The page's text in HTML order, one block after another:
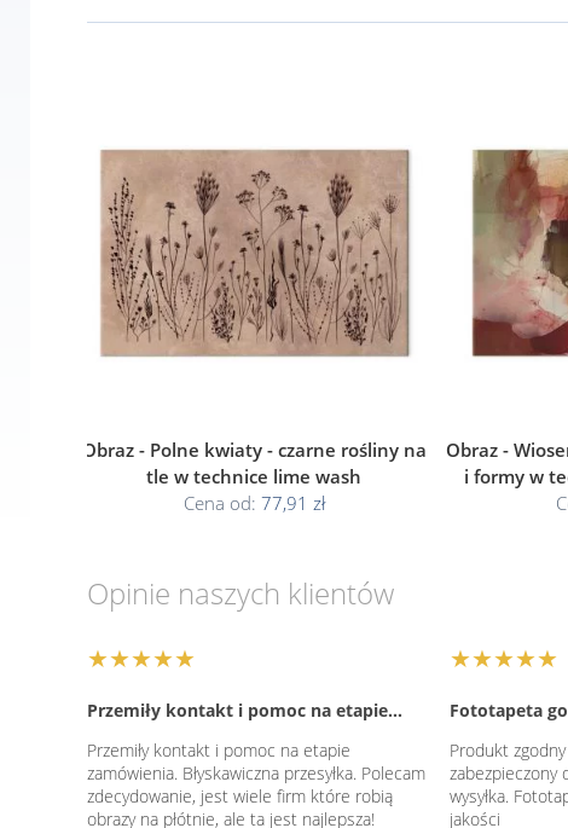
Obraz - Polne kwiaty - czarne rośliny na
tle w technice lime wash
Cena od: 77,91 zł
Obraz -
i formy w
Opinie naszych klientów
★★★★★
Przemiły kontakt i pomoc na etapie…
Przemiły kontakt i pomoc na etapie
zamówienia. Błyskawiczna przesyłka. Polecam
zdecydowanie, jest wiele firm które robią
obrazy na płótnie, ale ta jest najlepsza!
★★★★★
Fototapeta
Produkt
zabezpieczony
wysyłka.
jakości